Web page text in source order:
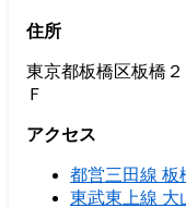
住所
東京都板橋区板橋
Ｆ
アクセス
都営三田線 板
東武東上線 大